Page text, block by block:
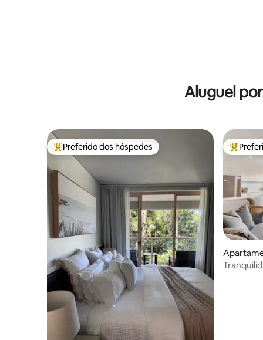
Aluguel
Entre os melhores preferidos dos hóspedes
Preferido dos hóspedes Entre